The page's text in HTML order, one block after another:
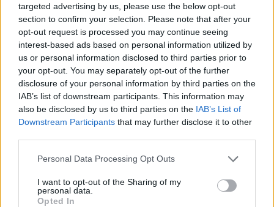
targeted advertising by us, please use the below opt-out
section to confirm your selection. Please note that after your
opt-out request is processed you may continue seeing
interest-based ads based on personal information utilized by
us or personal information disclosed to third parties prior to
your opt-out. You may separately opt-out of the further
disclosure of your personal information by third parties on the
IAB’s list of downstream participants. This information may
also be disclosed by us to third parties on the IAB’s List of
Downstream Participants that may further disclose it to other
Personal Data Processing Opt Outs
I want to opt-out of the Sharing of my
personal data.
Opted In
A felnőttképzés történetéről Pécsett
Harangzúgással kezdődött A felnőttképzés története Közép-
Európában című szimpózium a Pécsi Tudományegyetem
Felnőttképzési és Emberi Erőforrásfejlesztési Karán (PTE FEEK),
október másodikának reggelén. A megnyitót, melyen Koltai Dénes
dékán mondott beszédet, a PTE FEEK által létrehozott egyetemi
kertben tartották, ahol a konferencia kezdetének tiszteletére
megszólaltatták a harangot is.
Egyéb
Edupress